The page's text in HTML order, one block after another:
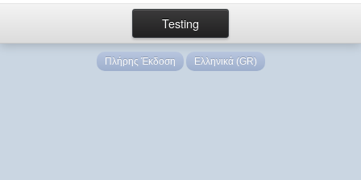
Πλήρης Έκδοση Ελληνικά (GR)